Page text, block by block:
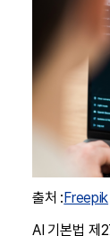
출처 : Freepik
AI 기본법 제